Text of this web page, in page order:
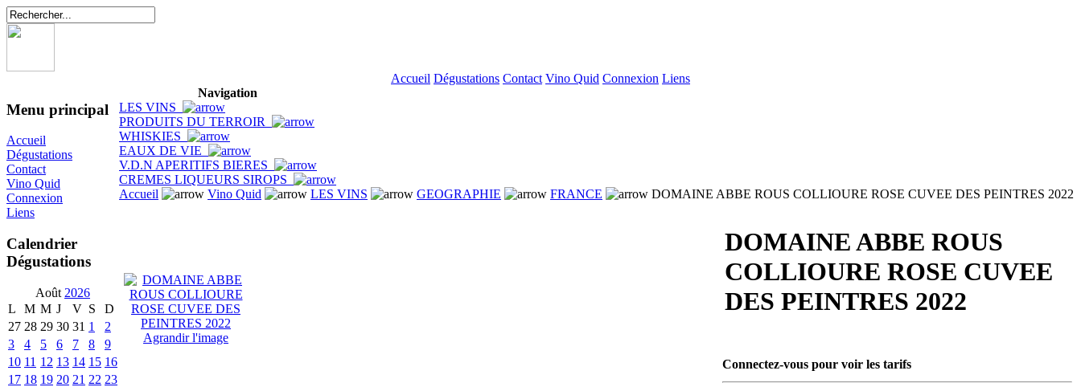
Accueil Dégustations Contact Vino Quid Connexion Liens
Menu principal
Accueil
Dégustations
Contact
Vino Quid
Connexion
Liens
Calendrier
Dégustations
Août 2026
L
M M J V S
D
27 28 29 30 31 1
2
3
4 5 6 7 8
9
10 11 12 13 14 15 16
17 18 19 20 21 22 23
Navigation
LES VINS
PRODUITS DU TERROIR
WHISKIES
EAUX DE VIE
V.D.N APERITIFS BIERES
CREMES LIQUEURS SIROPS
Accueil
Vino Quid LES VINS GEOGRAPHIE FRANCE DOMAINE ABBE ROUS COLLIOURE ROSE CUVEE DES PEINTRES 2022
Agrandir l'image
DOMAINE ABBE ROUS
COLLIOURE ROSE CUVEE
DES PEINTRES 2022
Connectez-vous pour voir les tarifs